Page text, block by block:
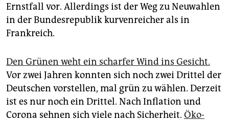
Ernstfall vor. Allerdings ist der Weg zu Neuwahlen
in der Bundesrepublik kurvenreicher als in
Frankreich.
Den Grünen weht ein scharfer Wind ins Gesicht.
Vor zwei Jahren konnten sich noch zwei Drittel der
Deutschen vorstellen, mal grün zu wählen. Derzeit
ist es nur noch ein Drittel. Nach Inflation und
Corona sehnen sich viele nach Sicherheit. Öko-